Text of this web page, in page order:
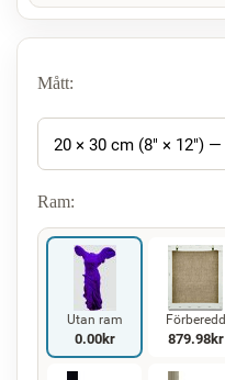
Mått:
20 × 30 cm (8" × 12") —
Ram:
Utan ram
0.00kr
Förberedd
879.98kr